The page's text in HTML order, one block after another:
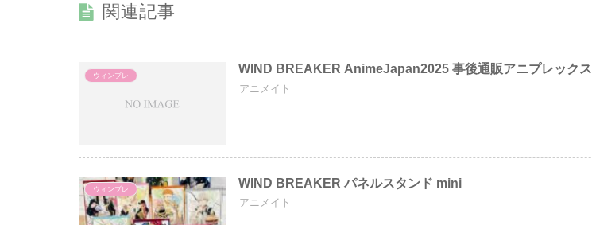
関連記事
ウィンブレ WIND BREAKER AnimeJapan2025 事後通販アニプレックス
アニメイト
ウィンブレ WIND BREAKER パネルスタンド mini
アニメイト